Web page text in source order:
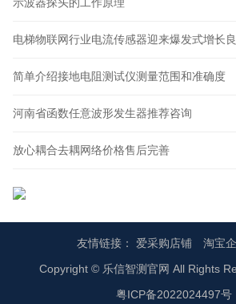
电梯物联网行业电流传感器迎来爆发式增长
简单介绍接地电阻测试仪测量范围和准确度
河南省函数任意波形发生器推荐咨询
放心耦合去耦网络价格售后完善
友情链接： 爱采购店铺
淘宝
Copyright © 乐信智测官网 All Rights
粤ICP备2022024497号